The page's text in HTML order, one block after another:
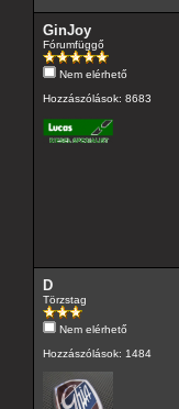
GinJoy
Fórumfüggő
Nem elérhető
Hozzászólások: 8683
D
Törzstag
Nem elérhető
Hozzászólások: 1484